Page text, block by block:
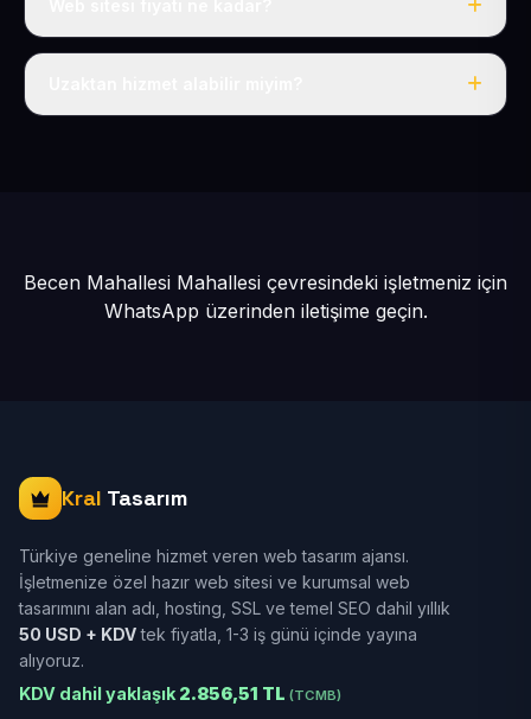
Tek fiyat: yılda 50 USD + KDV, her şey dahil.
Becen Mahallesi Mahallesi çevresindeki işletmeniz için
WhatsApp üzerinden iletişime geçin.
Kral Tasarım
Türkiye geneline hizmet veren web tasarım ajansı.
İşletmenize özel hazır web sitesi ve kurumsal web
tasarımını alan adı, hosting, SSL ve temel SEO dahil yıllık
50 USD + KDVtek fiyatla, 1-3 iş günü içinde yayına
alıyoruz.
KDV dahil yaklaşık 2.856,51 TL (TCMB)